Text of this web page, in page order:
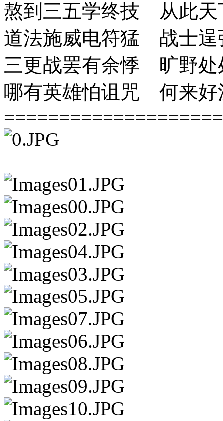
熬到三五学终技 从此
道法施威电符猛 战士
三更战罢有余悸 旷野
哪有英雄怕诅咒 何来